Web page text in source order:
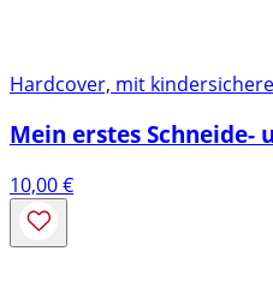
Hardcover, mit
Mein erstes Schneide-
10,00€